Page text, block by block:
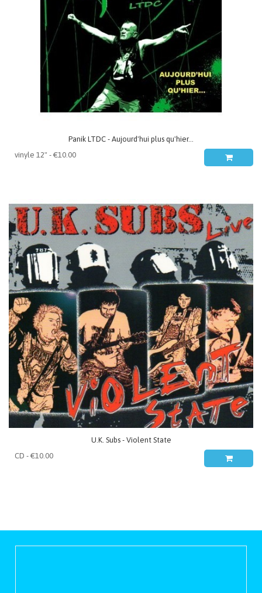
Panik LTDC - Aujourd'hui plus qu'hier...
U.K. Subs - Violent State